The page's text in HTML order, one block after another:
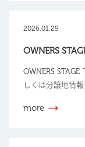
2026.01.29
OWNERS
OWNERS
しくは分譲地情
more